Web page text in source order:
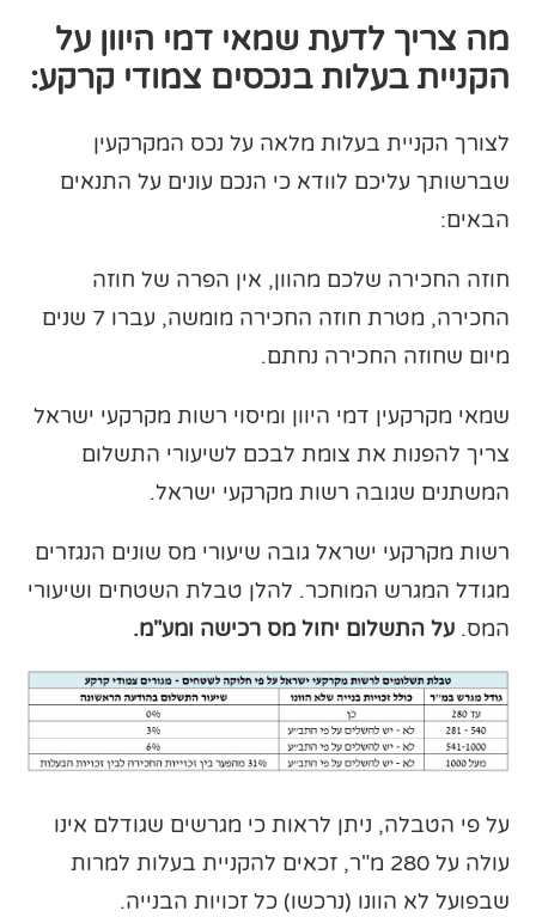
מה צריך לדעת שמאי דמי היוון על
הקניית בעלות בנכסים צמודי קרקע:
לצורך הקניית בעלות מלאה על נכס המקרקעין
שברשותך עליכם לוודא כי הנכם עונים על התנאים
הבאים:
חוזה החכירה שלכם מהוון, אין הפרה של חוזה
החכירה, מטרת חוזה החכירה מומשה, עברו 7 שנים
מיום שחוזה החכירה נחתם.
שמאי מקרקעין דמי היוון ומיסוי רשות מקרקעי ישראל
צריך להפנות את צומת לבכם לשיעורי התשלום
המשתנים שגובה רשות מקרקעי ישראל.
רשות מקרקעי ישראל גובה שיעורי מס שונים הנגזרים
מגודל המגרש המוחכר. להלן טבלת השטחים ושיעורי
המס.על התשלום יחול מס רכישה ומע"מ.
על פי הטבלה, ניתן לראות כי מגרשים שגודלם אינו
עולה על 280 מ"ר, זכאים להקניית בעלות למרות
שבפועל לא הוונו (נרכשו) כל זכויות הבנייה.